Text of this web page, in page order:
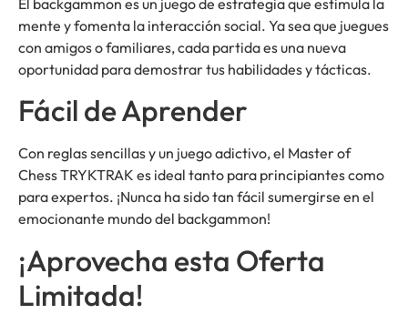
mente y fomenta la interacción social. Ya sea que juegues
con amigos o familiares, cada partida es una nueva
oportunidad para demostrar tus habilidades y tácticas.
Fácil de Aprender
Con reglas sencillas y un juego adictivo, el Master of
Chess TRYKTRAK es ideal tanto para principiantes como
para expertos. ¡Nunca ha sido tan fácil sumergirse en el
emocionante mundo del backgammon!
¡Aprovecha esta Oferta
Limitada!